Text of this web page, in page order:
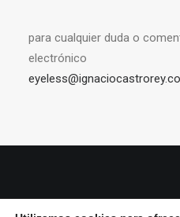
para cualquier duda o
electrónico